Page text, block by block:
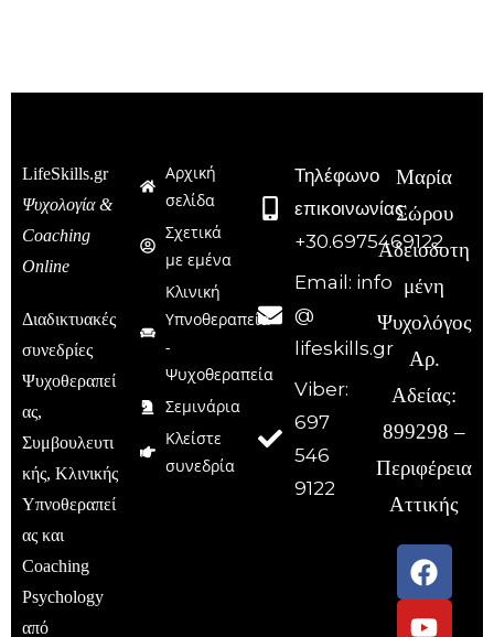
LifeSkills.gr
Ψυχολογία &
Coaching
Online
Διαδικτυακές
συνεδρίες
Ψυχοθεραπεί
ας,
Συμβουλευτι
κής, Κλινικής
Υπνοθεραπεί
ας και
Coaching
Psychology
από
Αρχική
σελίδα
Σχετικά
με εμένα
Κλινική
Υπνοθεραπεία
-
Ψυχοθεραπεία
Σεμινάρια
Κλείστε
συνεδρία
Τηλέφωνο
επικοινωνίας:
+30.6975469122
Email: info
@
lifeskills.gr
Viber:
697
546
9122
Μαρία
Σώρου
Αδειοδοτη
μένη
Ψυχολόγος
Αρ.
Αδείας:
899298 –
Περιφέρεια
Αττικής